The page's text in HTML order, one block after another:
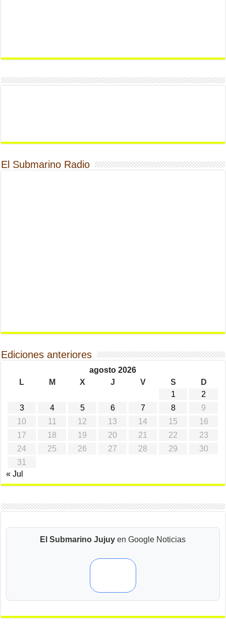
El Submarino Radio
Ediciones anteriores
agosto 2026
L
M X J V S
D
1
2
3
4 5 6 7 8
9
10
11 12 13 14 15
16
17
18 19 20 21 22
23
24
25 26 27 28 29
30
31
« Jul
El Submarino Jujuy en Google Noticias